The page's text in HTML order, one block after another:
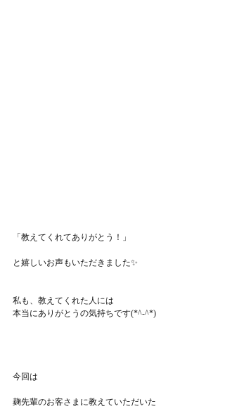
「教えてくれてありがとう！」
と嬉しいお声もいただきました✨
私も、教えてくれた人には
本当にありがとうの気持ちです(*^-^*)
今回は
麹先輩のお客さまに教えていただいた